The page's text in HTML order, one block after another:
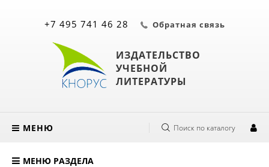
ИЗДАТЕЛЬСТВО
УЧЕБНОЙ
ЛИТЕРАТУРЫ
+7 495 741 46 28 Обратная связь
МЕНЮ Поиск по каталогу
МЕНЮ РАЗДЕЛА